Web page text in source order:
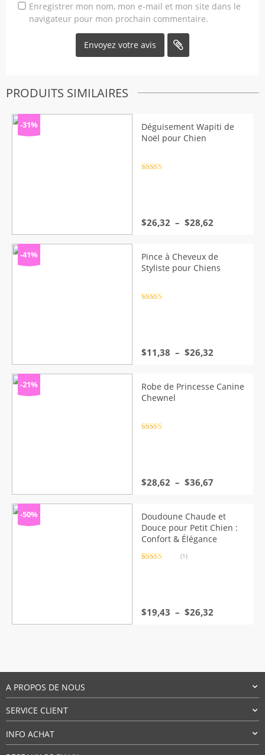
Enregistrer mon nom, mon e-mail et mon site dans le
navigateur pour mon prochain commentaire.
PRODUITS SIMILAIRES
-31%
Déguisement Wapiti de
Noël pour Chien
$26,32 – $28,62
$26,32
à
$28,62
-41%
Pince à Cheveux de
Styliste pour Chiens
$11,38 – $26,32
$11,38
-21%
Robe de Princesse Canine
Chewnel
$28,62 – $36,67
$28,62
à
$36,67
-50%
Doudoune Chaude et
Douce pour Petit Chien :
Confort & Élégance
(1)
$19,43 – $26,32
A PROPOS DE NOUS
SERVICE CLIENT
INFO ACHAT